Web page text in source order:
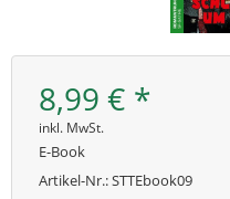
8,99 € *
inkl. MwSt.
E-Book
Artikel-Nr.:STTEbook09